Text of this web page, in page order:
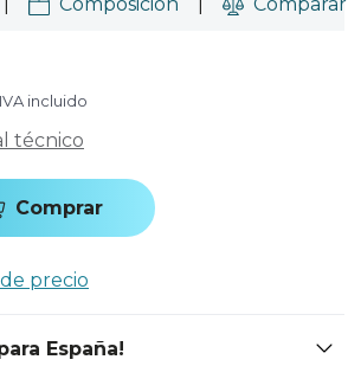
IVA incluido
técnico
Comprar
precio
España!